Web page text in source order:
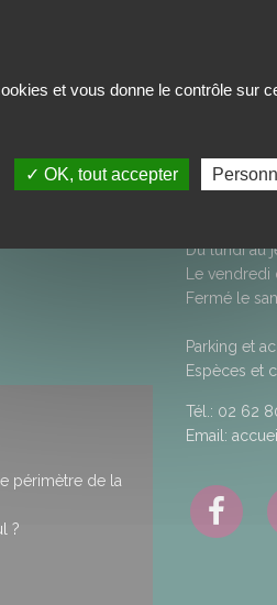
périmètre de la
?
Maison
50, rue
97460
Du lundi au
Le vendredi
Fermé le
Parking et
Espèces et
Tél.: 02 62
Email:
et vous donne le contrôle sur
✓ OK, tout accepter